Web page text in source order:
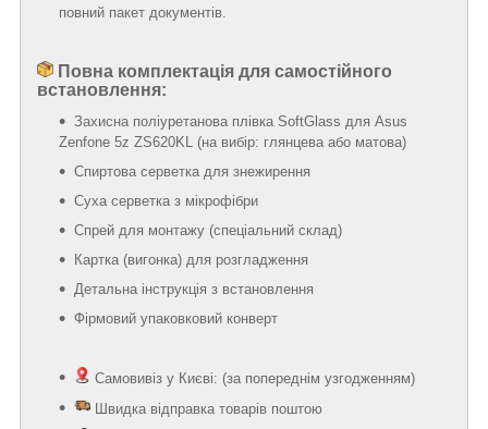
повний пакет документів.
Повна комплектація для самостійного
встановлення:
Захисна поліуретанова плівка SoftGlass для Asus
Zenfone 5z ZS620KL (на вибір: глянцева або матова)
Спиртова серветка для знежирення
Суха серветка з мікрофібри
Спрей для монтажу (спеціальний склад)
Картка (вигонка) для розгладження
Детальна інструкція з встановлення
Фірмовий упаковковий конверт
Самовивіз у Києві: (за попереднім узгодженням)
Швидка відправка товарів поштою